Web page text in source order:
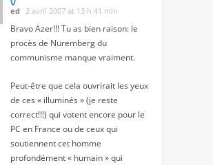
ed 2 avril 2007 at 13 h 41 min
Bravo Azer!!! Tu as bien raison: le
procès de Nuremberg du
communisme manque vraiment.
Peut-être que cela ouvrirait les yeux
de ces « illuminés » (je reste
correct!!!) qui votent encore pour le
PC en France ou de ceux qui
soutiennent cet homme
profondément « humain » qui